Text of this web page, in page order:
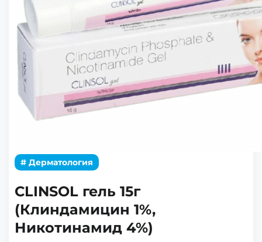
# Дерматология
CLINSOL гель 15г
(Клиндамицин 1%,
Никотинамид 4%)